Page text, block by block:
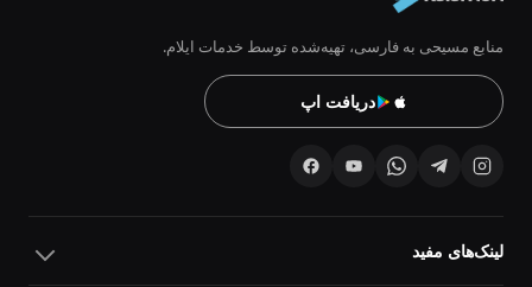
منابع مسیحی به فارسی، تهیه‌شده توسط خدمات ایلام.
دریافت اپ
لینک‌های مفید